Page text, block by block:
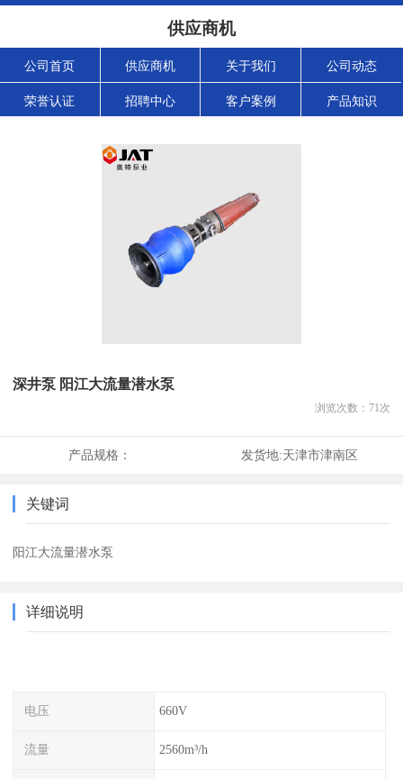
供应商机
公司首页 供应商机 关于我们 公司动态
荣誉认证 招聘中心 客户案例 产品知识
深井泵 阳江大流量潜水泵
浏览次数： 71次
产品规格： 发货地:天津市津南区
关键词
阳江大流量潜水泵
详细说明
电压 660V
流量 2560m³/h